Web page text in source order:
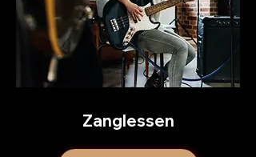
Zanglessen